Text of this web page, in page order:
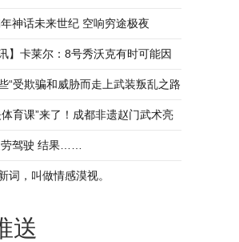
一切的忧伤”
神话未来世纪 空响穷途极夜
】卡莱尔：8号秀沃克有时可能因
疚 他能很快适应NBA
“受欺骗和威胁而走上武装叛乱之路
育课”来了！成都非遗赵门武术亮
驾驶 结果……
词，叫做情感漠视。
送